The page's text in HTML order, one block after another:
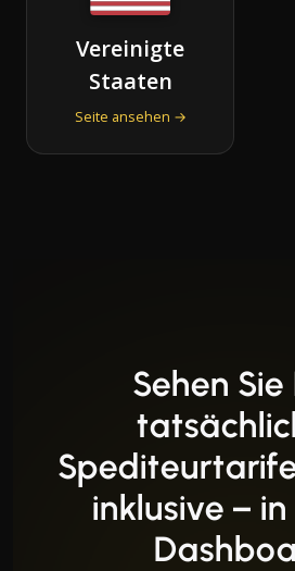
Vereinigte
Staaten
Seite ansehen →
Sehen Sie
inklusive –